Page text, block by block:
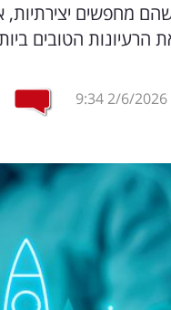
מחפשים יצירתיות,
הרעיונות הטובים
2/6/2026
9:34